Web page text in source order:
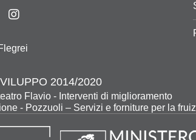
2014/2020
Flavio - Interventi di miglioramento
- Pozzuoli – Servizi e forniture per la